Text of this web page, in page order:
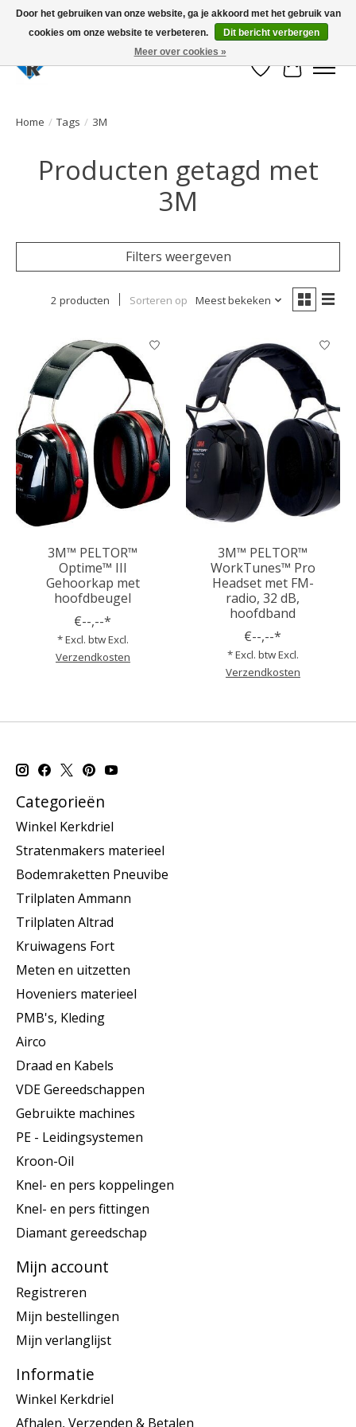
Large selection of products and fast shipping!
Verlanglijst
Home / Tags / 3M
Producten getagd met
3M
Filters weergeven
2 producten Sorteren op Meest bekeken
3M™ PELTOR™
Optime™ III
Gehoorkap met
hoofdbeugel
€--,--*
* Excl. btw Excl.
Verzendkosten
3M™ PELTOR™
WorkTunes™ Pro
Headset met FM-
radio, 32 dB,
hoofdband
€--,--*
* Excl. btw Excl.
Verzendkosten
Categorieën
Winkel Kerkdriel
Stratenmakers materieel
Bodemraketten Pneuvibe
Trilplaten Ammann
Trilplaten Altrad
Kruiwagens Fort
Meten en uitzetten
Hoveniers materieel
PMB's, Kleding
Airco
Draad en Kabels
VDE Gereedschappen
Gebruikte machines
PE - Leidingsystemen
Kroon-Oil
Knel- en pers koppelingen
Knel- en pers fittingen
Diamant gereedschap
Mijn account
Registreren
Mijn bestellingen
Mijn verlanglijst
Informatie
Winkel Kerkdriel
Afhalen, Verzenden & Betalen
Door het gebruiken van onze website, ga je akkoord met het gebruik van
cookies om onze website te verbeteren.
Dit bericht verbergen
Meer over cookies »